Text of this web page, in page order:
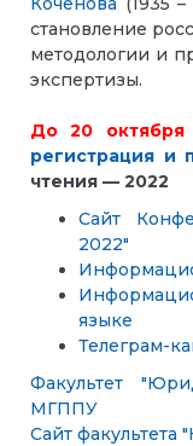
становление
методологии и
экспертизы.
До 20 октября
регистрация и
чтения — 2022
Сайт
2022"
языке
Телеграм-
Факультет
МГППУ
Сайт